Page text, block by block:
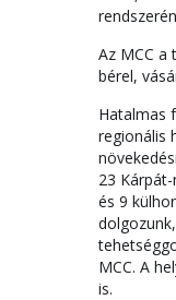
Az MCC a
bérel,
Hatalmas
regionális
23
és 9
MCC. A
is.